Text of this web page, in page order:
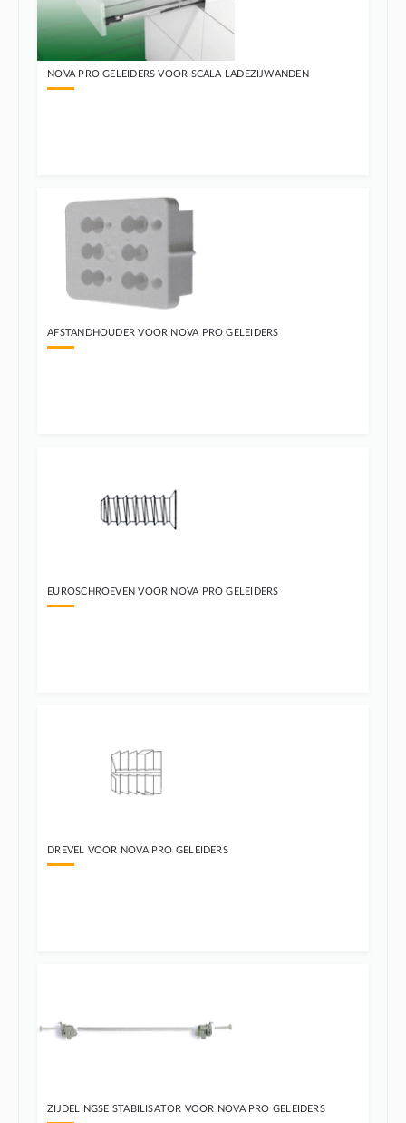
NOVA PRO GELEIDERS VOOR SCALA LADEZIJWANDEN
AFSTANDHOUDER VOOR NOVA PRO GELEIDERS
EUROSCHROEVEN VOOR NOVA PRO GELEIDERS
DREVEL VOOR NOVA PRO GELEIDERS
ZIJDELINGSE STABILISATOR VOOR NOVA PRO GELEIDERS